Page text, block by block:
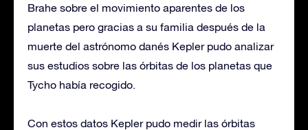
Brahe sobre el movimiento aparentes de los
planetas pero gracias a su familia después de la
muerte del astrónomo danés Kepler pudo analizar
sus estudios sobre las órbitas de los planetas que
Tycho había recogido.
Con estos datos Kepler pudo medir las órbitas